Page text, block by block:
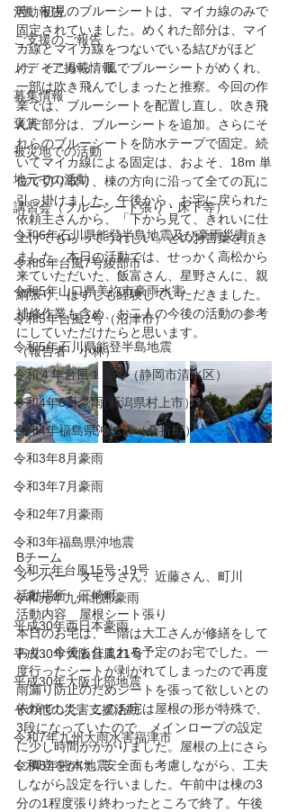
活動報告
ご支援のご報告
メディア掲載情報
募集情報
褒賞
被災地での活動
地元での活動
講習会（ブルーシート張り・床下等）
令和6年石川県能登半島地震及び豪雨災害
令和5年台風7号綾部市
令和5年山口県美祢市豪雨水害
令和5年台風2号（沼津市）
令和5年石川県能登半島地震
令和４年台風１５号（静岡市清水区）
令和4年8月豪雨(新潟県村上市）
令和4年福島県沖地震（桑折町）
令和3年8月豪雨
令和3年7月豪雨
令和2年7月豪雨
令和3年福島県沖地震
令和元年台風15号･19号
令和元年九州北部豪雨
平成30年西日本豪雨
平成30年大阪台風21号
平成30年大阪北部地震
その他の災害支援活動
令和7年九州大雨水害福津市
令和8年熊本地震
時、初見のブルーシートは、マイカ線のみで
固定されていました。めくれた部分は、マイ
カ線とマイカ線をつないでいる結びがほど
け、そこから、風でブルーシートがめくれ、
一部は吹き飛んでしまったと推察。今回の作
業では、ブルーシートを配置し直し、吹き飛
んだ部分は、ブルーシートを追加。さらにそ
れらのブルーシートを防水テープで固定。続
いてマイカ線による固定は、およそ、18m 単
位で切り取り、棟の方向に沿って全ての瓦に
引っ掛けました。午後から、お宅に戻られた
依頼主さんから、「下から見て、きれいに仕
上げてもらってうれしい」とのお言葉を頂き
ました。本日の活動では、せっかく高松から
来ていただいた、飯富さん、星野さんに、親
綱張り、はずしも経験していただきました。
補修作業も含め、お二人の今後の活動の参考
にしていただけたらと思います。
（報告者　小林）
Bチーム
メンバー　タモツさん、近藤さん、町川
活動場所　三崎町
活動内容　屋根シート張り
本日のお宅は、一階は大工さんが修繕をして
おり、今後も住まれる予定のお宅でした。一
度行ったシートが剥がれてしまったので再度
雨漏り防止のためシートを張って欲しいとの
依頼でした。このお宅は屋根の形が特殊で、
3段になっていたので、メインロープの設定
に少し時間がかかりました。屋根の上にさら
に脚立をかけ、安全面も考慮しながら、工夫
しながら設定を行いました。午前中は棟の3
分の1程度張り終わったところで終了。午後